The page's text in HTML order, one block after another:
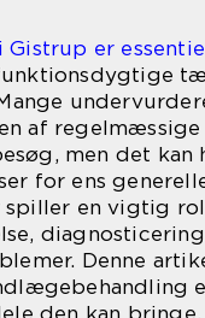
Gistrup er
af regelmæssige
men det kan
for ens
spiller en vigtig
Denne
den kan bringe.